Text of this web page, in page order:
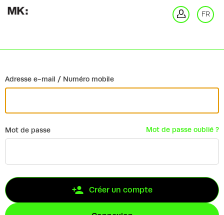
FR
Adresse e-mail / Numéro mobile
Mot de passe Mot de passe oublié ?
Créer un compte